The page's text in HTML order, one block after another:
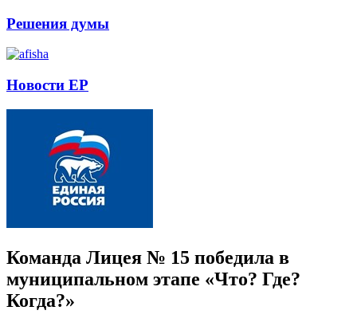
Решения думы
Новости ЕР
Команда Лицея № 15 победила в
муниципальном этапе «Что? Где?
Когда?»